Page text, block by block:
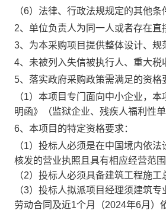
（6）法律、行政法规规定的其他条
2、单位负责人为同一人或者存在
3、为本采购项目提供整体设计、
4、未被列入失信被执行人、重大
5、落实政府采购政策需满足的资格
（1）本项目专门面向中小企业，
明函》（监狱企业、残疾人福利性
6、本项目的特定资格要求：
（1）投标人必须是在中国境内依
核发的营业执照且具有相应经营范围
（2）投标人必须具备建筑工程施
（3）投标人拟派项目经理须建筑
劳动合同及近1个月（2024年6月）